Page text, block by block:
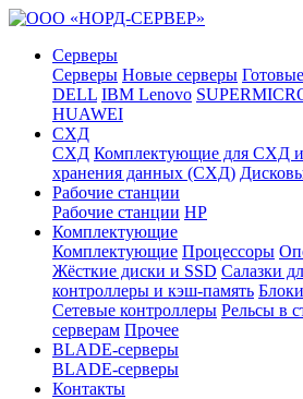
Серверы
Серверы Новые серверы
DELL IBM Lenovo
HUAWEI
СХД
СХД Комплектующие для СХД
хранения данных (СХД)
Рабочие станции
Рабочие станции HP
Комплектующие
Комплектующие Процессоры
Жёсткие диски и SSD Салазки
контроллеры и кэш-память
Сетевые контроллеры Рельсы в
серверам Прочее
BLADE-серверы
BLADE-серверы
Контакты